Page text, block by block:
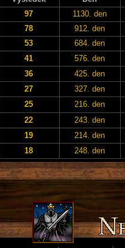
97
1130. den
78
912. den
53
684. den
41
576. den
36
425. den
27
327. den
25
216. den
22
243. den
19
214. den
18 248. den